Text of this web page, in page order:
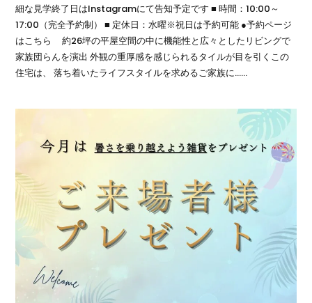
細な見学終了日はInstagramにて告知予定です ■ 時間：10:00～
17:00（完全予約制） ■ 定休日：水曜※祝日は予約可能 ●予約ページ
はこちら 約26坪の平屋空間の中に機能性と広々としたリビングで
家族団らんを演出 外観の重厚感を感じられるタイルが目を引くこの
住宅は、 落ち着いたライフスタイルを求めるご家族に……